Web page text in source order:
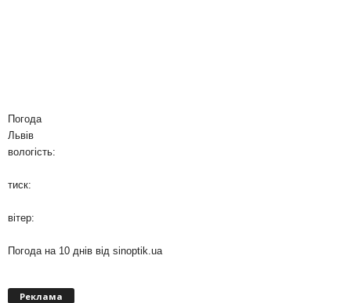
Погода
Львів
вологість:
тиск:
вітер:
Погода на 10 днів від sinoptik.ua
Реклама